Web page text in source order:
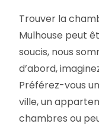
Trouver la
Mulhouse peut
soucis, nous
d’abord,
Préférez-vous
ville, un
chambres ou